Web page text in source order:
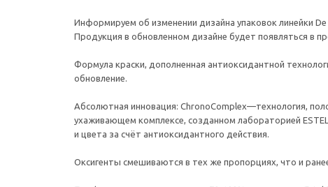
Информируем об изменении дизайна упаковок линейки
Продукция в обновленном дизайне будет появляться в
Формула краски, дополненная антиоксидантной
обновление.
Абсолютная инновация: ChronoComplex—технология,
ухаживающем комплексе, созданном лабораторией
и цвета за счёт антиоксидантного действия.
Оксигенты смешиваются в тех же пропорциях, что и